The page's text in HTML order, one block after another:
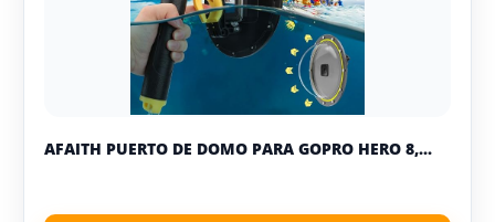
AFAITH PUERTO DE DOMO PARA GOPRO HERO 8,...